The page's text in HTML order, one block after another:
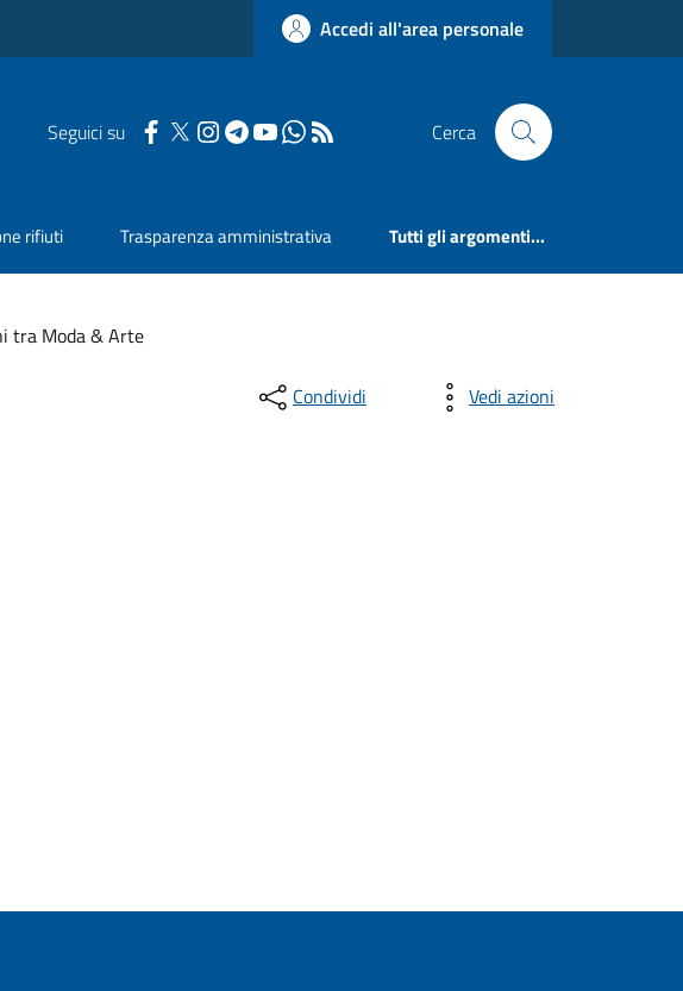
Accedi all'area personale
Seguici su Cerca
rifiuti Trasparenza amministrativa Tutti gli argomenti...
tra Moda & Arte
Condividi Vedi azioni